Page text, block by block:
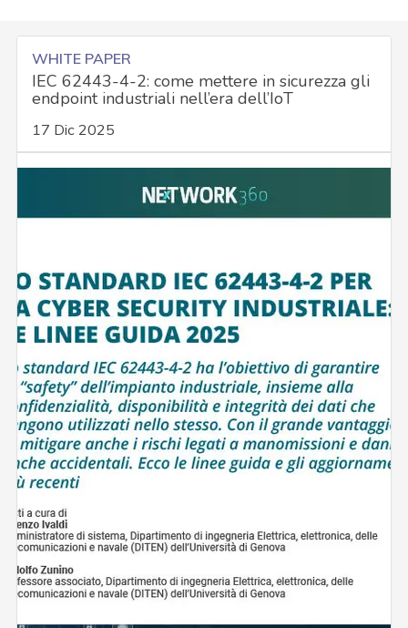
WHITE PAPER
IEC 62443-4-2: come mettere in sicurezza gli
endpoint industriali nell’era dell’IoT
17 Dic 2025